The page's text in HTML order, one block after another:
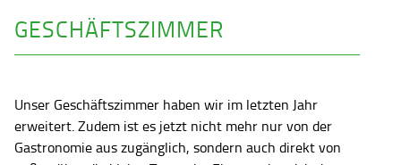
GESCHÄFTSZIMMER
Unser Geschäftszimmer haben wir im letzten Jahr
erweitert. Zudem ist es jetzt nicht mehr nur von der
Gastronomie aus zugänglich, sondern auch direkt von